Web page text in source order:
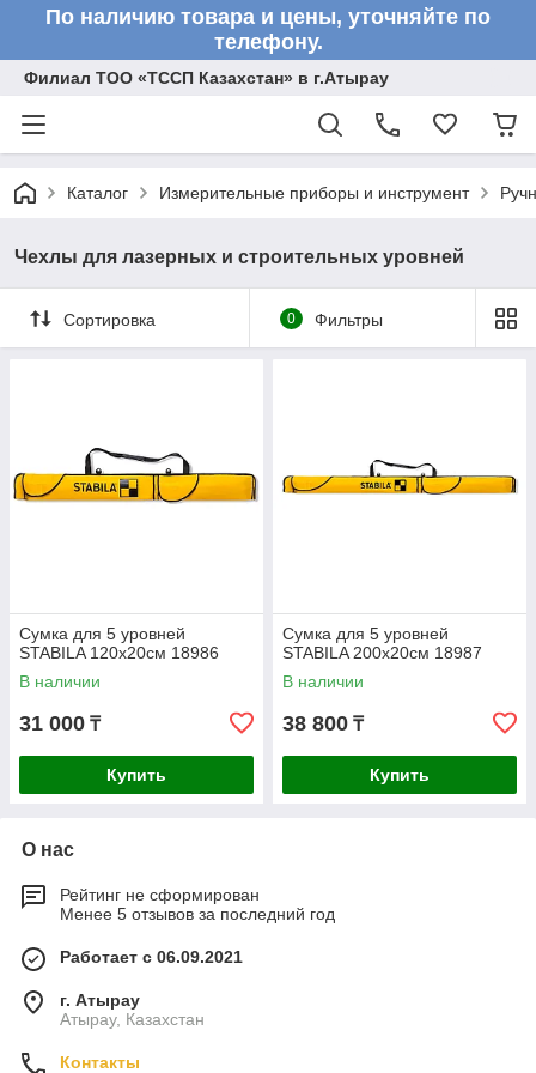
По наличию товара и цены, уточняйте по
телефону.
Филиал ТОО «ТССП Казахстан» в г.Атырау
Каталог Измерительные приборы и инструмент
Чехлы для лазерных и строительных уровней
Сортировка 0 Фильтры
Сумка для 5 уровней
STABILA 120x20см 18986
В наличии
31 000 ₸
Купить
Сумка для 5 уровней
STABILA 200x20см 18987
В наличии
38 800 ₸
Купить
О нас
Рейтинг не сформирован
Менее 5 отзывов за последний год
Работает с 06.09.2021
г. Атырау
Атырау, Казахстан
Контакты